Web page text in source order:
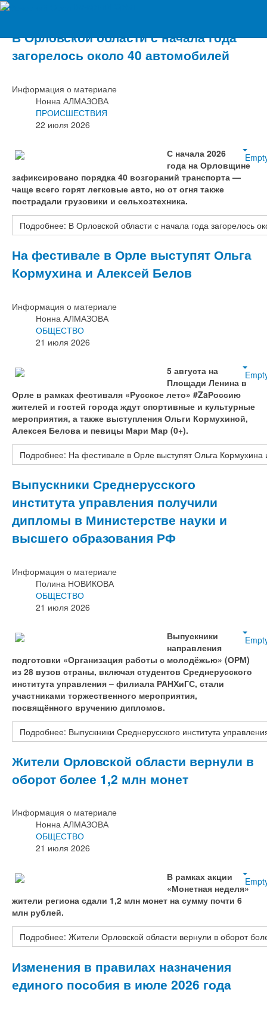
В Орловской области с начала года
загорелось около 40 автомобилей
Информация о материале
Нонна АЛМАЗОВА
ПРОИСШЕСТВИЯ
22 июля 2026
С начала 2026
года на Орловщине
зафиксировано порядка 40 возгораний транспорта —
чаще всего горят легковые авто, но от огня также
пострадали грузовики и сельхозтехника.
Подробнее: В Орловской области с начала года загорелось
На фестивале в Орле выступят Ольга
Кормухина и Алексей Белов
Информация о материале
Нонна АЛМАЗОВА
ОБЩЕСТВО
21 июля 2026
5 августа на
Площади Ленина в
Орле в рамках фестиваля «Русское лето» #ZaРоссию
жителей и гостей города ждут спортивные и культурные
мероприятия, а также выступления Ольги Кормухиной,
Алексея Белова и певицы Мари Мар (0+).
Подробнее: На фестивале в Орле выступят Ольга Кормухина
Выпускники Среднерусского
института управления получили
дипломы в Министерстве науки и
высшего образования РФ
Информация о материале
Полина НОВИКОВА
ОБЩЕСТВО
21 июля 2026
Выпускники
направления
подготовки «Организация работы с молодёжью» (ОРМ)
из 28 вузов страны, включая студентов Среднерусского
института управления – филиала РАНХиГС, стали
участниками торжественного мероприятия,
посвящённого вручению дипломов.
Подробнее: Выпускники Среднерусского института
Жители Орловской области вернули в
оборот более 1,2 млн монет
Информация о материале
Нонна АЛМАЗОВА
ОБЩЕСТВО
21 июля 2026
В рамках акции
«Монетная неделя»
жители региона сдали 1,2 млн монет на сумму почти 6
млн рублей.
Подробнее: Жители Орловской области вернули в оборот
Изменения в правилах назначения
единого пособия в июле 2026 года